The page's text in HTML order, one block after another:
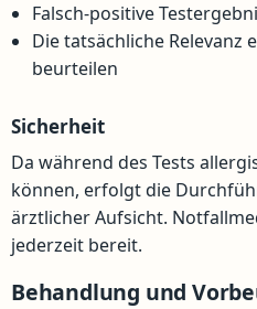
Falsch-positive
Die tatsächliche Relevanz
beurteilen
Sicherheit
Da während des Tests
können, erfolgt die
ärztlicher Aufsicht.
jederzeit bereit.
Behandlung und